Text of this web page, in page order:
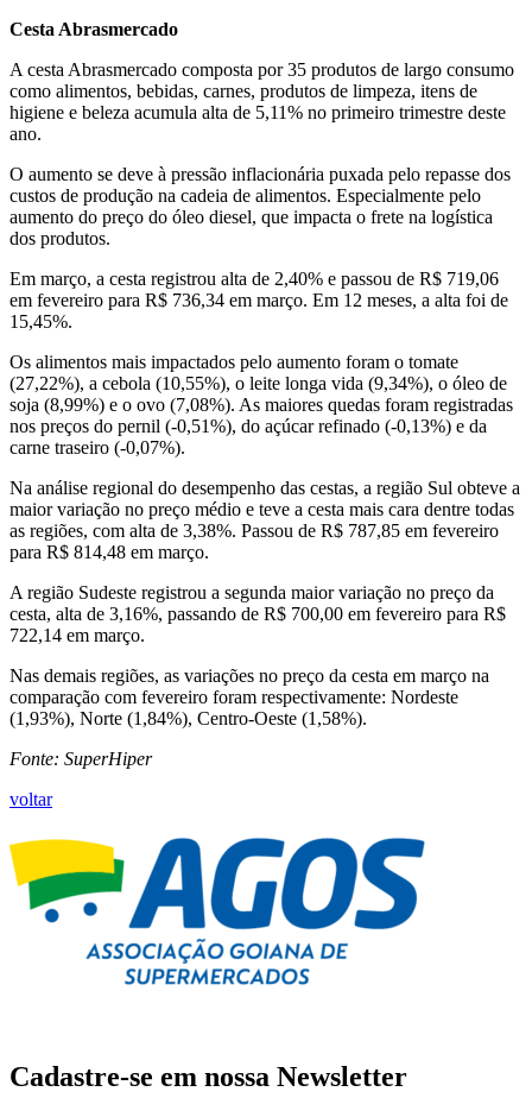
Cesta Abrasmercado
A cesta Abrasmercado composta por 35 produtos de largo consumo
como alimentos, bebidas, carnes, produtos de limpeza, itens de
higiene e beleza acumula alta de 5,11% no primeiro trimestre deste
ano.
O aumento se deve à pressão inflacionária puxada pelo repasse dos
custos de produção na cadeia de alimentos. Especialmente pelo
aumento do preço do óleo diesel, que impacta o frete na logística
dos produtos.
Em março, a cesta registrou alta de 2,40% e passou de R$ 719,06
em fevereiro para R$ 736,34 em março. Em 12 meses, a alta foi de
15,45%.
Os alimentos mais impactados pelo aumento foram o tomate
(27,22%), a cebola (10,55%), o leite longa vida (9,34%), o óleo de
soja (8,99%) e o ovo (7,08%). As maiores quedas foram registradas
nos preços do pernil (-0,51%), do açúcar refinado (-0,13%) e da
carne traseiro (-0,07%).
Na análise regional do desempenho das cestas, a região Sul obteve a
maior variação no preço médio e teve a cesta mais cara dentre todas
as regiões, com alta de 3,38%. Passou de R$ 787,85 em fevereiro
para R$ 814,48 em março.
A região Sudeste registrou a segunda maior variação no preço da
cesta, alta de 3,16%, passando de R$ 700,00 em fevereiro para R$
722,14 em março.
Nas demais regiões, as variações no preço da cesta em março na
comparação com fevereiro foram respectivamente: Nordeste
(1,93%), Norte (1,84%), Centro-Oeste (1,58%).
Fonte: SuperHiper
voltar
Cadastre-se em nossa Newsletter